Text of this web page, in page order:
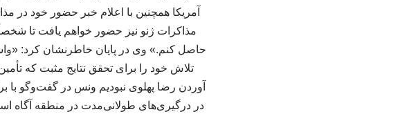
آمریکا همچنین با اعلام خبر حضور خود در
مذاکرات ژنو نیز حضور خواهم یافت تا
حاصل کنم.» وی در پایان خاطرنشان کرد:
تلاش خود را برای تحقق نتایج مثبت که
آوردن رضا پهلوی نبودیم ونس در گفت‌وگو با
در درگیری‌های طولانی‌مدت در منطقه آگاه